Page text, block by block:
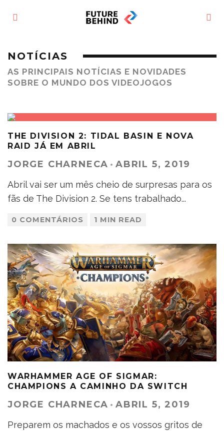
NOTÍCIAS
AS PRINCIPAIS NOTÍCIAS E NOVIDADES
SOBRE O MUNDO DOS VIDEOJOGOS
THE DIVISION 2: TIDAL BASIN E NOVA
RAID JÁ EM ABRIL
JORGE CHARNECA · ABRIL 5, 2019
Abril vai ser um mês cheio de surpresas para os
fãs de The Division 2. Se tens trabalhado...
0 COMENTÁRIOS 1 MIN READ
WARHAMMER AGE OF SIGMAR:
CHAMPIONS A CAMINHO DA SWITCH
JORGE CHARNECA · ABRIL 5, 2019
Preparem os machados e os vossos gritos de